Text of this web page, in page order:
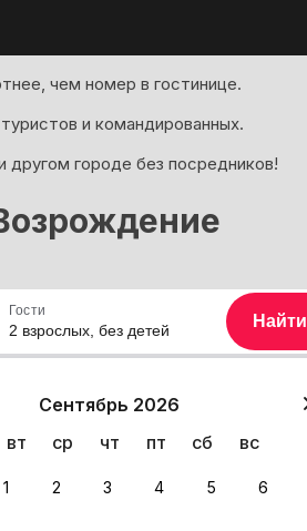
чем номер в гостинице.
и командированных.
городе без посредников!
Сентябрь 2026
вт ср чт пт сб вс
1 2 3 4 5 6
Гости
2 взрослых, без детей Найти